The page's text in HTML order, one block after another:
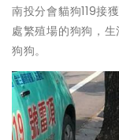
南投分會貓狗119接
處繁殖場的狗狗，
狗狗。